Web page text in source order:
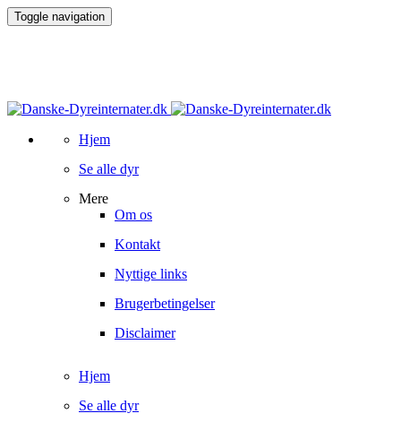
Toggle navigation
Hjem
Se alle dyr
Mere
Om os
Kontakt
Nyttige links
Brugerbetingelser
Disclaimer
Hjem
Se alle dyr